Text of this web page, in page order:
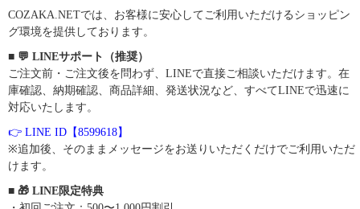
COZAKA.NETでは、お客様に安心してご利用いただけるショッピン
グ環境を提供しております。
■ 💬 LINEサポート（推奨）
ご注文前・ご注文後を問わず、LINEで直接ご相談いただけます。在
庫確認、納期確認、商品詳細、発送状況など、すべてLINEで迅速に
対応いたします。
👉 LINE ID【8599618】
※追加後、そのままメッセージをお送りいただくだけでご利用いただ
けます。
■ 🎁 LINE限定特典